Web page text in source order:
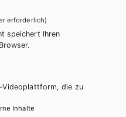
dieser
erforderlich)
speichert Ihren
Videoplattform, die zu
Inhalte